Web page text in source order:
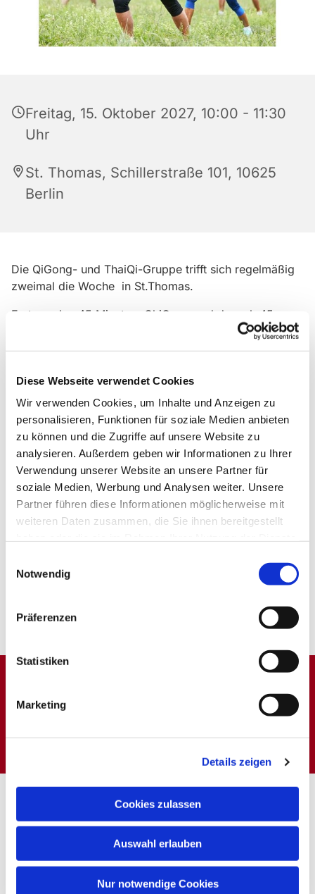
Diese Webseite verwendet Cookies
Wir verwenden Cookies, um Inhalte und Anzeigen zu
personalisieren, Funktionen für soziale Medien anbieten
zu können und die Zugriffe auf unsere Website zu
analysieren. Außerdem geben wir Informationen zu Ihrer
Verwendung unserer Website an unsere Partner für
soziale Medien, Werbung und Analysen weiter. Unsere
Partner führen diese Informationen möglicherweise mit
weiteren Daten zusammen, die Sie ihnen bereitgestellt
Notwendig
Präferenzen
Statistiken
Marketing
Details zeigen
Cookies zulassen
Auswahl erlauben
Nur notwendige Cookies
Freitag, 15. Oktober 2027, 10:00 - 11:30
Uhr
St. Thomas, Schillerstraße 101, 10625
Berlin
Die QiGong- und ThaiQi-Gruppe trifft sich regelmäßig
zweimal die Woche in St.Thomas.
Erst werden 45 Minuten ChiGong und danach 45
Minuten ThaiChi gemacht. Wer Lust hat kann beides
machen oder nur eins von beiden.
Gäste sind herzlich willkommen!
Dies könnte Sie auch